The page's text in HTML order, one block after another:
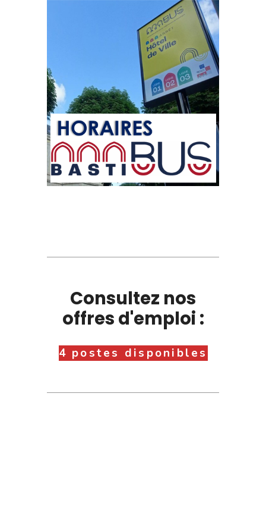
Consultez nos
offres d'emploi :
4 postes disponibles